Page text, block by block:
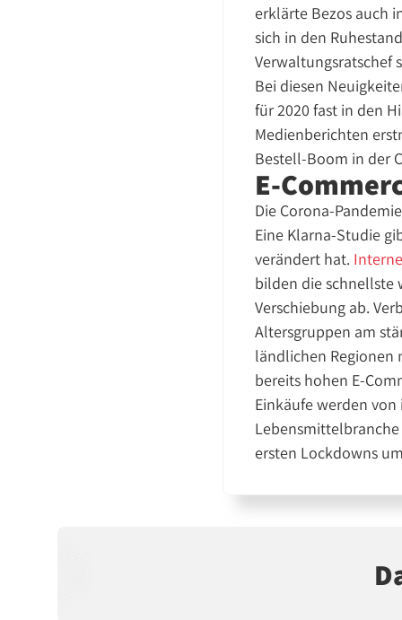
erklärte Bezos auch
sich in den
Verwaltungsratschef
Bei diesen
für 2020 fast in den
Medienberichten
Bestell-Boom in der
E-
Die Corona-
Eine Klarna-Studie
verändert hat.
bilden die schnellste
Verschiebung ab.
Altersgruppen am
ländlichen Regionen
bereits hohen E-
Einkäufe werden
ersten Lockdowns